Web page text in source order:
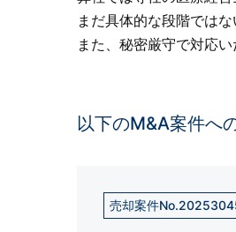
まだ具体的な段階では
また、秘密厳守で対応
以下のM&A案件へ
売却案件